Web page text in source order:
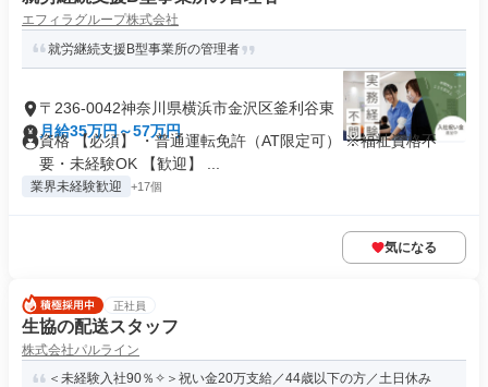
エフィラグループ株式会社
就労継続支援B型事業所の管理者
〒236-0042神奈川県横浜市金沢区釜利谷東
月給35万円～57万円
資格 【必須】 ・普通運転免許（AT限定可） ※福祉資格不
要・未経験OK 【歓迎】 ...
業界未経験歓迎 +17個
気になる
正社員
生協の配送スタッフ
株式会社パルライン
＜未経験入社90％✧＞祝い金20万支給／44歳以下の方／土日休み